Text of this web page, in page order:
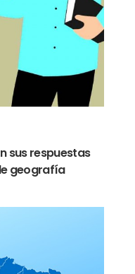
sus respuestas
geografía